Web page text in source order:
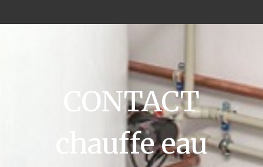
CONTACT
chauffe eau